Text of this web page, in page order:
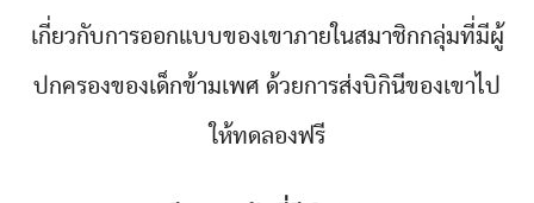
เกี่ยวกับการออกแบบของเขาภายในสมาชิกกลุ่มที่มีผู้
ปกครองของเด็กข้ามเพศ ด้วยการส่งบิกินีของเขาไป
ให้ทดลองฟรี